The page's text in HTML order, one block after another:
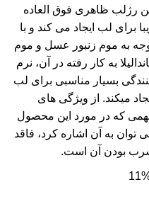
رژلب ظاهری فوق العاده
برای لب ایجاد می کند و با
به موم زنبور عسل و موم
به کار رفته در آن، نرم
بسیار مناسبی برای لب
میکند. از ویژگی های
که در مورد این محصول
توان به آن اشاره کرد، فاقد
بودن آن است.